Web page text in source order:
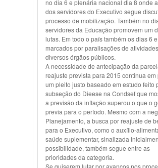
no dia 6 e plenária nacional dia 8 onde
dos servidores do Executivo segue
processo de mobilização. Também no
servidores da Educação promovem um
lutas. Em todo o país também os dias 6
marcados por paralisações de
diversos órgãos públicos.
A necessidade de antecipação da
reajuste prevista para 2015 continua em
um pleito justo baseado em estudo feito
subseção do Dieese na Condsef que
a previsão da inflação superou o que o
previa para o período. Mesmo com a
Planejamento, a busca por reajuste de
para o Executivo, como o auxílio-
saúde suplementar, sinalizada
possibilidade, também segue entre as
prioridades da categoria.
Se quiserem lutar por avanços nos